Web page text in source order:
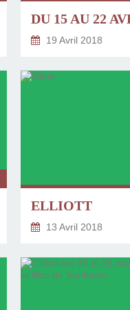
19 Avril 2018
ELLIOTT
13 Avril 2018